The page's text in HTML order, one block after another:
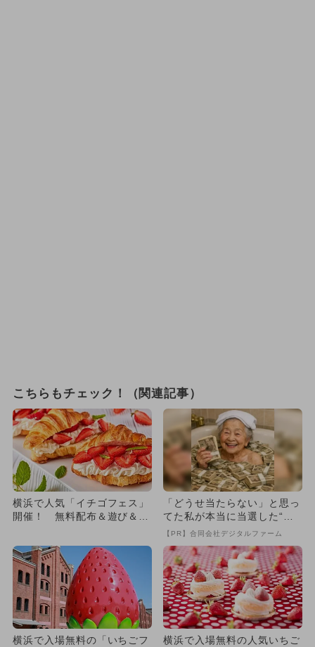
こちらもチェック！（関連記事）
横浜で人気「イチゴフェス」
開催！ 無料配布＆遊び＆食
「どうせ当たらない」と思っ
てた私が本当に当選した“買
い方”がこれ
【PR】合同会社デジタルファーム
横浜で入場無料の「いちごフ 横浜で入場無料の人気いちご